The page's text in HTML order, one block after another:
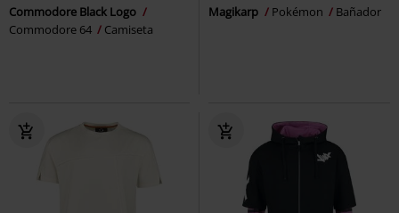
Commodore Black Logo
Commodore 64
Camiseta
Magikarp Pokémon Bañador